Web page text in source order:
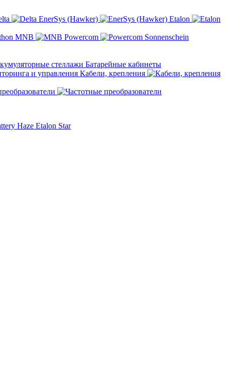
EnerSys (Hawker)
Etalon
MNB Powercom
Sonnenschein
Батарейные кабинеты
Кабели, крепления
Haze Etalon Star